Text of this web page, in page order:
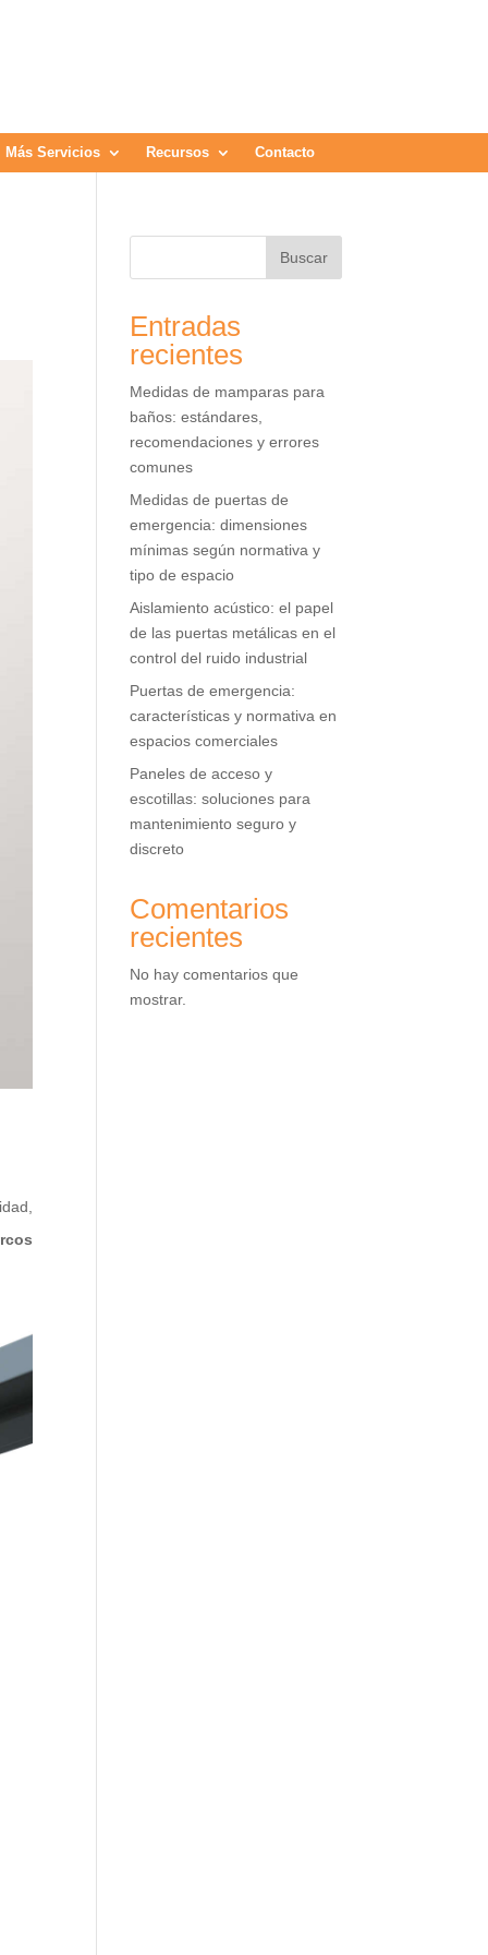
Más Servicios Recursos Contacto
Buscar
Entradas
recientes
Medidas de mamparas para
baños: estándares,
recomendaciones y errores
comunes
Medidas de puertas de
emergencia: dimensiones
mínimas según normativa y
tipo de espacio
Aislamiento acústico: el papel
de las puertas metálicas en el
control del ruido industrial
Puertas de emergencia:
características y normativa en
espacios comerciales
Paneles de acceso y
escotillas: soluciones para
mantenimiento seguro y
discreto
Comentarios
recientes
No hay comentarios que
mostrar.